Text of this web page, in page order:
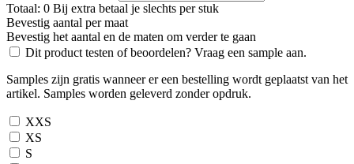
Totaal: 0 Bij extra betaal je slechts per stuk
Bevestig aantal per maat
Bevestig het aantal en de maten om verder te gaan
Dit product testen of beoordelen? Vraag een sample aan.
Samples zijn gratis wanneer er een bestelling wordt geplaatst van het
artikel. Samples worden geleverd zonder opdruk.
XXS
XS
S